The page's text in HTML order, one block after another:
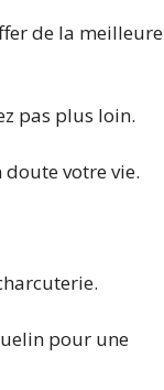
de la meilleure
pas plus loin.
doute votre vie.
pour une